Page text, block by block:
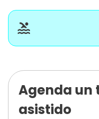
Agenda un
asistido